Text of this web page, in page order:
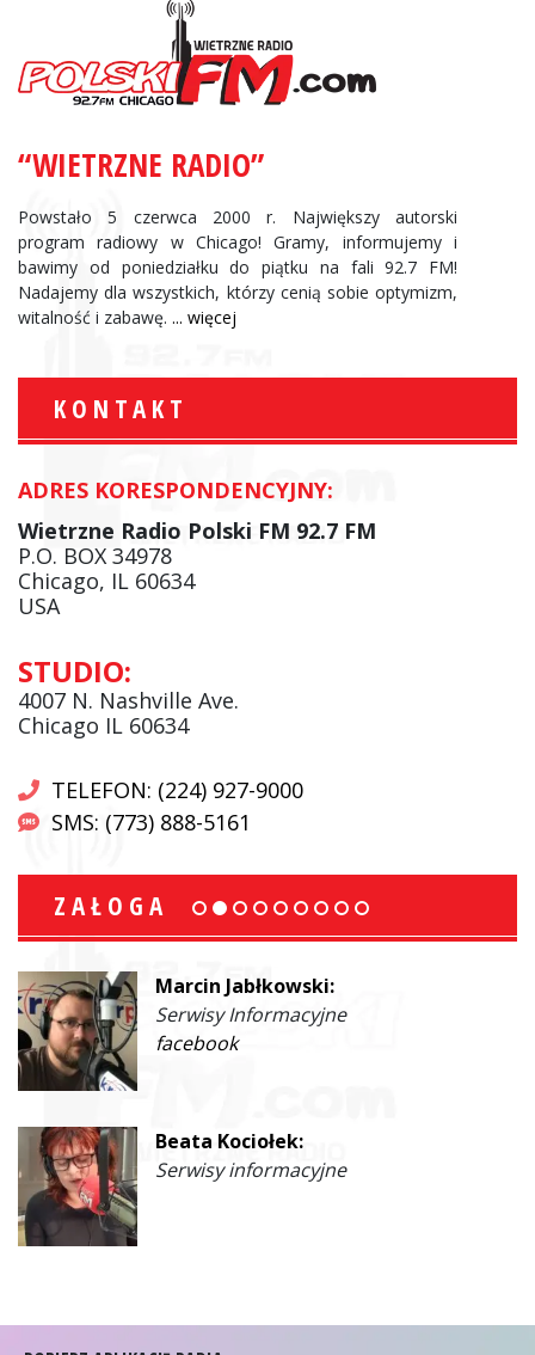
“WIETRZNE RADIO”
Powstało 5 czerwca 2000 r. Największy autorski
program radiowy w Chicago! Gramy, informujemy i
bawimy od poniedziałku do piątku na fali 92.7 FM!
Nadajemy dla wszystkich, którzy cenią sobie optymizm,
witalność i zabawę. ... więcej
KONTAKT
ADRES KORESPONDENCYJNY:
Wietrzne Radio Polski FM 92.7 FM
P.O. BOX 34978
Chicago, IL 60634
USA
STUDIO:
4007 N. Nashville Ave.
Chicago IL 60634
TELEFON: (224) 927-9000
SMS: (773) 888-5161
ZAŁOGA
Marcin Jabłkowski:
Serwisy Informacyjne
facebook
Beata Kociołek:
Serwisy informacyjne